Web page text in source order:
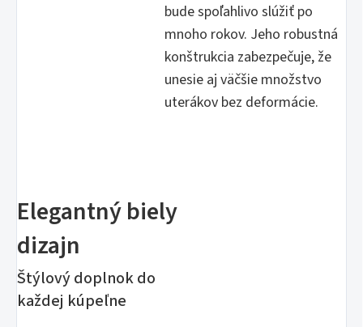
bude spoľahlivo slúžiť po
mnoho rokov. Jeho robustná
konštrukcia zabezpečuje, že
unesie aj väčšie množstvo
uterákov bez deformácie.
Elegantný biely
dizajn
Štýlový doplnok do
každej kúpeľne